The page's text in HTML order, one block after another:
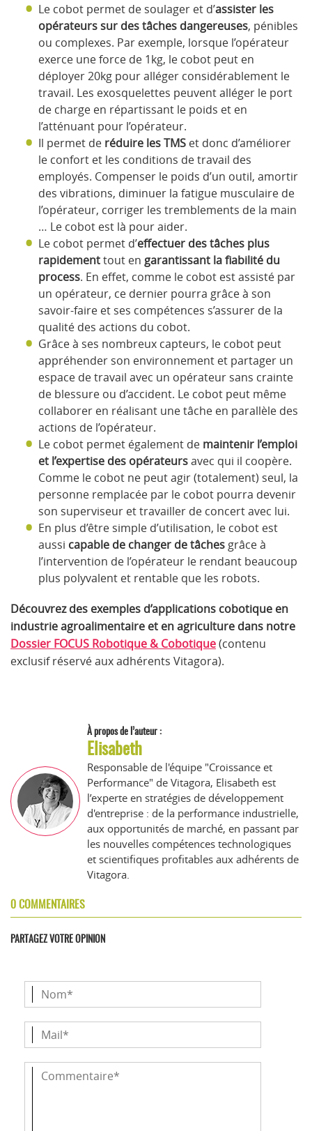
Le cobot permet de soulager et d’assister les
opérateurs sur des tâches dangereuses, pénibles
ou complexes. Par exemple, lorsque l’opérateur
exerce une force de 1kg, le cobot peut en
déployer 20kg pour alléger considérablement le
travail. Les exosquelettes peuvent alléger le port
de charge en répartissant le poids et en
l’atténuant pour l’opérateur.
Il permet de réduire les TMS et donc d’améliorer
le confort et les conditions de travail des
employés. Compenser le poids d’un outil, amortir
des vibrations, diminuer la fatigue musculaire de
l’opérateur, corriger les tremblements de la main
… Le cobot est là pour aider.
Le cobot permet d’effectuer des tâches plus
rapidementtout en garantissant la fiabilité du
process. En effet, comme le cobot est assisté par
un opérateur, ce dernier pourra grâce à son
savoir-faire et ses compétences s’assurer de la
qualité des actions du cobot.
Grâce à ses nombreux capteurs, le cobot peut
appréhender son environnement et partager un
espace de travail avec un opérateur sans crainte
de blessure ou d’accident. Le cobot peut même
collaborer en réalisant une tâche en parallèle des
actions de l’opérateur.
Le cobot permet également de maintenir l’emploi
et l’expertise des opérateursavec qui il coopère.
Comme le cobot ne peut agir (totalement) seul, la
personne remplacée par le cobot pourra devenir
son superviseur et travailler de concert avec lui.
En plus d’être simple d’utilisation, le cobot est
aussi capable de changer de tâches grâce à
l’intervention de l’opérateur le rendant beaucoup
plus polyvalent et rentable que les robots.
Découvrez des exemples d’applications cobotique en
industrie agroalimentaire et en agriculture dans notre
Dossier FOCUS Robotique & Cobotique(contenu
exclusif réservé aux adhérents Vitagora).
À propos de l’auteur :
Elisabeth
Responsable de l'équipe "Croissance et
Performance" de Vitagora, Elisabeth est
l’experte en stratégies de développement
d'entreprise : de la performance industrielle,
aux opportunités de marché, en passant par
les nouvelles compétences technologiques
et scientifiques profitables aux adhérents de
Vitagora.
0 COMMENTAIRES
PARTAGEZ VOTRE OPINION